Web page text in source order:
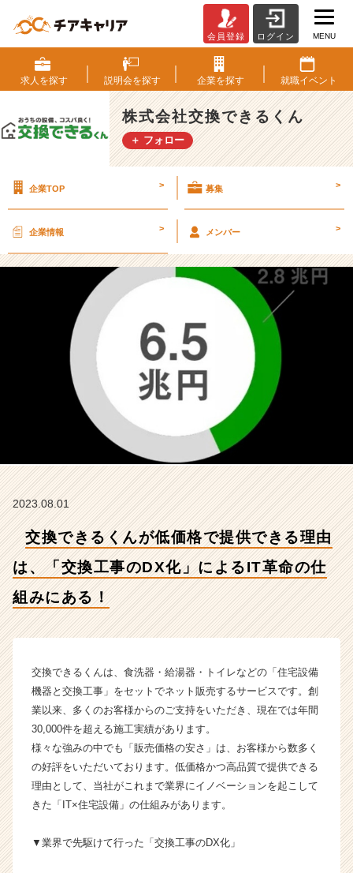
換
で
き
る
く
ん
格
供
き
は、
「交
換
事
D
る
T
仕
み
に
あ
る！
式
会
社
交
で
会員登録 ログイン MENU
求人を探す 説明会を探す 企業を探す 就職イベント
株式会社交換できるくん
＋ フォロー
企業TOP > 募集 >
企業情報 > メンバー >
2023.08.01
交換できるくんが低価格で提供できる理由
は、「交換工事のDX化」によるIT革命の仕
組みにある！
交換できるくんは、食洗器・給湯器・トイレなどの「住宅設備
機器と交換工事」をセットでネット販売するサービスです。創
業以来、多くのお客様からのご支持をいただき、現在では年間
30,000件を超える施工実績があります。
様々な強みの中でも「販売価格の安さ」は、お客様から数多く
の好評をいただいております。低価格かつ高品質で提供できる
理由として、当社がこれまで業界にイノベーションを起こして
きた「IT×住宅設備」の仕組みがあります。
▼業界で先駆けて行った「交換工事のDX化」